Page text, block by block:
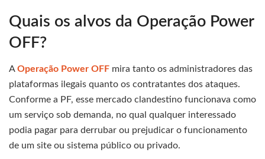
Quais os alvos da Operação Power
OFF?
AOperação Power OFF mira tanto os administradores das
plataformas ilegais quanto os contratantes dos ataques.
Conforme a PF, esse mercado clandestino funcionava como
um serviço sob demanda, no qual qualquer interessado
podia pagar para derrubar ou prejudicar o funcionamento
de um site ou sistema público ou privado.